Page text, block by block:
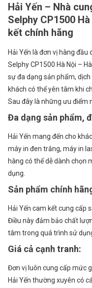
Hải Yến – Nhà
Selphy CP1500
kết chính hãng
Hải Yến là đơn vị hàng
Selphy CP1500 Hà Nội –
sự đa dạng sản phẩm,
khách có thể yên tâm khi
Sau đây là những ưu điểm
Đa dạng sản phẩm,
Hải Yến mang đến cho
máy in đen trắng, máy in
hàng có thể dễ dành chọn
dụng.
Sản phẩm chính
Hải Yến cam kết cung cấp
Điều này đảm bảo chất
tâm trong quá trình sử
Giá cả cạnh tranh:
Đơn vị luôn cung cấp mức
Hải Yến thường xuyên có